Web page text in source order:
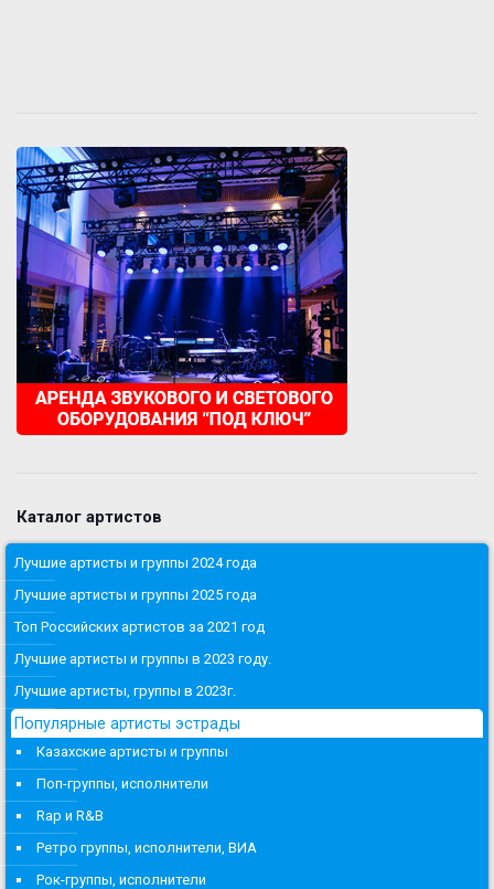
Каталог артистов
Лучшие артисты и группы 2024 года
Лучшие артисты и группы 2025 года
Топ Российских артистов за 2021 год
Лучшие артисты и группы в 2023 году.
Лучшие артисты, группы в 2023г.
Популярные артисты эстрады
Казахские артисты и группы
Поп-группы, исполнители
Rap и R&B
Ретро группы, исполнители, ВИА
Рок-группы, исполнители